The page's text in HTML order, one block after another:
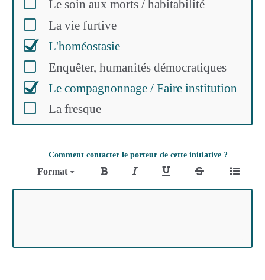
Le soin aux morts / habitabilité
La vie furtive
L'homéostasie
Enquêter, humanités démocratiques
Le compagnonnage / Faire institution
La fresque
Comment contacter le porteur de cette initiative ?
Format